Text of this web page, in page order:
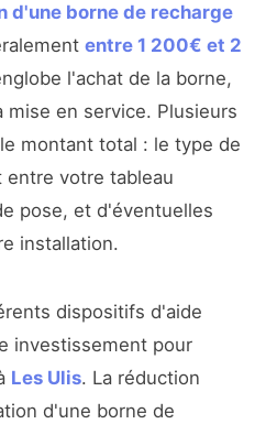
d'une borne de recharge
entre 1 200€ et 2
l'achat de la borne,
en service. Plusieurs
montant total : le type de
votre tableau
pose, et d'éventuelles
installation.
dispositifs d'aide
investissement pour
Les Ulis. La réduction
d'une borne de